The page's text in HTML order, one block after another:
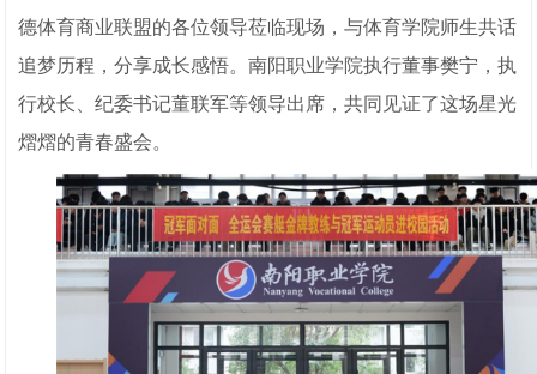
德体育商业联盟的各位领导莅临现场，与体育学院师生共话
追梦历程，分享成长感悟。南阳职业学院执行董事樊宁，执
行校长、纪委书记董联军等领导出席，共同见证了这场星光
熠熠的青春盛会。